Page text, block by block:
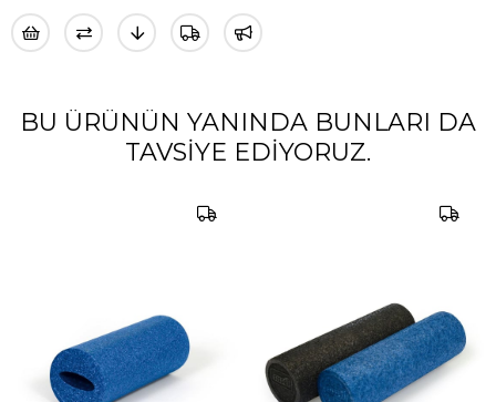
BU ÜRÜNÜN YANINDA BUNLARI DA
TAVSIYE EDIYORUZ.